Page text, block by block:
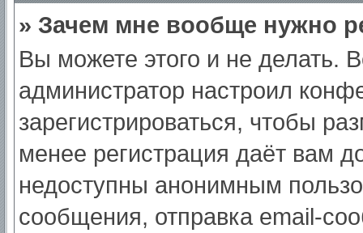
» Зачем мне вообще нужно
Вы можете этого и не делать.
администратор настроил
зарегистрироваться, чтобы
менее регистрация даёт вам
недоступны анонимным
сообщения, отправка email-